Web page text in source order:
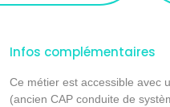
Infos complémentaires
Ce métier est accessible avec
(ancien CAP conduite de